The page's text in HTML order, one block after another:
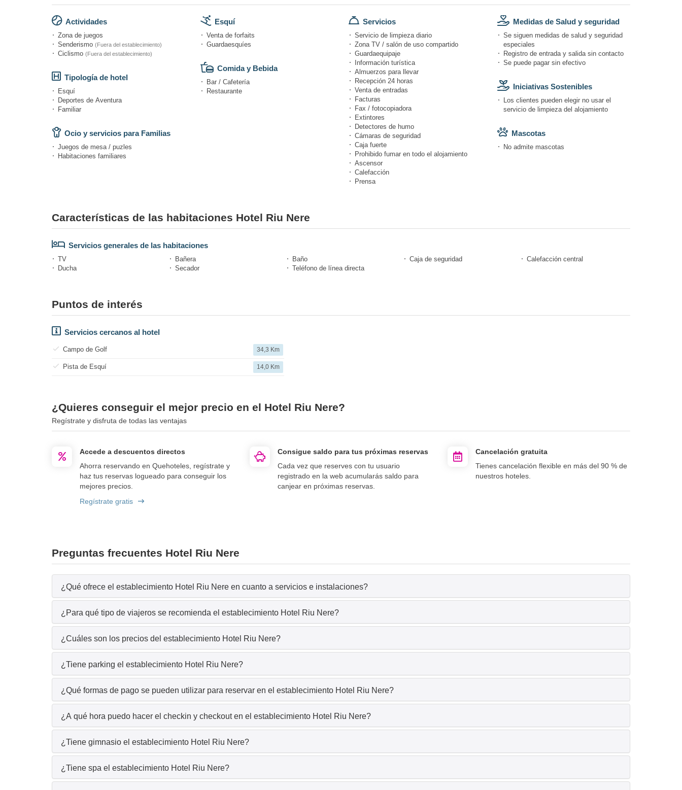
Actividades
Zona de juegos
Senderismo (Fuera del establecimiento)
Ciclismo (Fuera del establecimiento)
Tipología de hotel
Esquí
Deportes de Aventura
Familiar
Ocio y servicios para Familias
Juegos de mesa / puzles
Habitaciones familiares
Esquí
Venta de forfaits
Guardaesquíes
Comida y Bebida
Bar / Cafetería
Restaurante
Servicios
Servicio de limpieza diario
Zona TV / salón de uso compartido
Guardaequipaje
Información turística
Almuerzos para llevar
Recepción 24 horas
Venta de entradas
Facturas
Fax / fotocopiadora
Extintores
Detectores de humo
Cámaras de seguridad
Caja fuerte
Prohibido fumar en todo el alojamiento
Ascensor
Calefacción
Prensa
Medidas de Salud y seguridad
Se siguen medidas de salud y seguridad
especiales
Registro de entrada y salida sin contacto
Se puede pagar sin efectivo
Iniciativas Sostenibles
Los clientes pueden elegir no usar el
servicio de limpieza del alojamiento
Mascotas
No admite mascotas
Características de las habitaciones Hotel Riu Nere
Servicios generales de las habitaciones
TV Bañera Baño Caja de seguridad
Calefacción central
Ducha
Secador Teléfono de línea directa
Puntos de interés
Servicios cercanos al hotel
Campo de Golf 34,3 Km
Pista de Esquí 14,0 Km
¿Quieres conseguir el mejor precio en el Hotel Riu Nere?
Regístrate y disfruta de todas las ventajas
Accede a descuentos directos
Ahorra reservando en Quehoteles, regístrate y
haz tus reservas logueado para conseguir los
mejores precios.
Regístrate gratis
Consigue saldo para tus próximas reservas
Cada vez que reserves con tu usuario
registrado en la web acumularás saldo para
canjear en próximas reservas.
Cancelación gratuita
Tienes cancelación flexible en más del 90 % de
nuestros hoteles.
Preguntas frecuentes Hotel Riu Nere
¿Qué ofrece el establecimiento Hotel Riu Nere en cuanto a servicios e instalaciones?
¿Para qué tipo de viajeros se recomienda el establecimiento Hotel Riu Nere?
¿Cuáles son los precios del establecimiento Hotel Riu Nere?
¿Tiene parking el establecimiento Hotel Riu Nere?
¿Qué formas de pago se pueden utilizar para reservar en el establecimiento Hotel Riu Nere?
¿A qué hora puedo hacer el checkin y checkout en el establecimiento Hotel Riu Nere?
¿Tiene gimnasio el establecimiento Hotel Riu Nere?
¿Tiene spa el establecimiento Hotel Riu Nere?